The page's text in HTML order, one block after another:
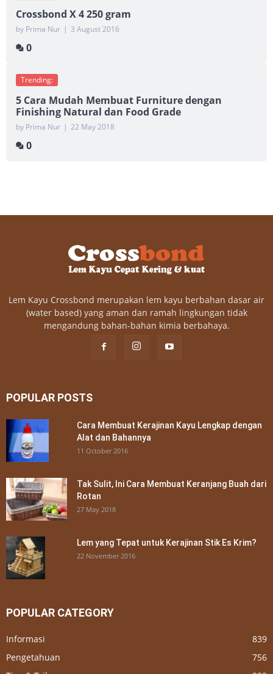
Crossbond X 4 250 gram
by Prima Nur | 3 August 2016
0
Trending:
5 Cara Mudah Membuat Furniture dengan
Finishing Natural dan Food Grade
by Prima Nur | 22 May 2018
0
Lem Kayu Crossbond merupakan lem kayu berbahan dasar air
(water based) yang aman dan ramah lingkungan tidak
mengandung bahan-bahan kimia berbahaya.
POPULAR POSTS
Cara Membuat Kerajinan Kayu Lengkap dengan
Alat dan Bahannya
11 October 2016
Tak Sulit, Ini Cara Membuat Keranjang Buah dari
Rotan
27 May 2018
Lem yang Tepat untuk Kerajinan Stik Es Krim?
22 November 2016
POPULAR CATEGORY
Informasi
839
Pengetahuan
756